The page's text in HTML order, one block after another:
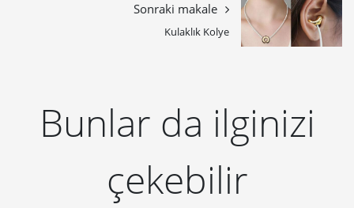
Sonraki makale
Kulaklık Kolye
Bunlar da ilginizi
çekebilir